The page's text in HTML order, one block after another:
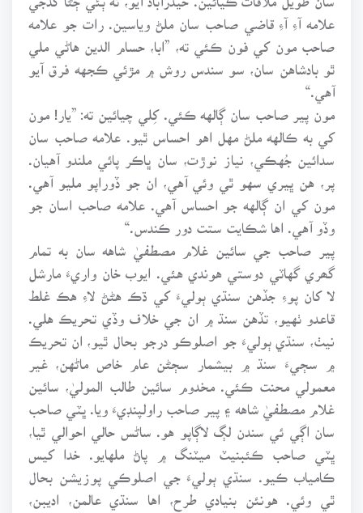
علامه آءِ آءِ قاضي صاحب سان ملڻ وياسين. رات جو علامه
صاحب مون کي فون ڪئي ته، ”ابا، حسام الدين هاڻي ملي
ٿو بادشاهن سان، سو سندس روش ۾ مڙئي ڪجهه فرق آيو
آهي.“
مون پير صاحب سان ڳالهه ڪئي. کِلي چيائين ته: ”يار! مون
کي به ڪالهه ملڻ مهل اهو احساس ٿيو. علامه صاحب سان
سدائين جُهڪي، نياز نوڙت، سان ڀاڪر پائي ملندو آهيان.
پر، هن ڀيري سهو ٿي وئي آهي، ان جو ڏوراپو مليو آهي.
مون کي ان ڳالهه جو احساس آهي. علامه صاحب اسان جو
وڏو آهي. اها شڪايت ستت دور ڪندس.“
پير صاحب جي سائين غلام مصطفيٰ شاهه سان به تمام
گھري گهاٽي دوستي هوندي هئي. ايوب خان واريءَ مارشل
لا کان پوءِ جڏهن سنڌي ٻوليءَ کي ڌڪ هڻڻ لاءِ هڪ غلط
قاعدو ٺهيو، تڏهن سنڌ ۾ ان جي خلاف وڏي تحريڪ هلي.
نيٺ، سنڌي ٻوليءَ جو اصلوڪو درجو بحال ٿيو، ان تحريڪ
۾ سڄيءَ سنڌ ۾ بيشمار سڄڻن عام خاص ماڻهن، غير
معمولي محنت ڪئي. مخدوم سائين طالب الموليٰ، سائين
غلام مصطفيٰ شاهه ۽ پير صاحب راولپنڊيءَ ويا. ڀٽي صاحب
سان اڳي ئي سندن لڳ لاڳاپو هو. ساڻس حالي احوالي ٿيا،
ڀٽي صاحب ڪئبنيٽ ميٽنگ ۾ پاڻ ملهايو. خدا کيس
ڪامياب ڪيو. سنڌي ٻوليءَ جي اصلوڪي پوزيشن بحال
ٿي وئي. هونئن بنيادي طرح، اها سنڌي عالمن، اديبن،